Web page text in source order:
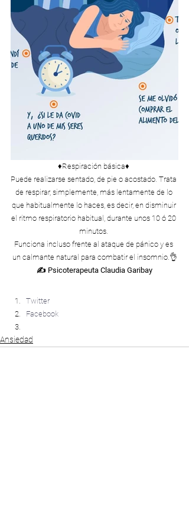
♦️Respiración básica♦️
Puede realizarse sentado, de pie o acostado. Trata
de respirar, simplemente, más lentamente de lo
que habitualmente lo haces, es decir, en disminuir
el ritmo respiratorio habitual, durante unos 10 ó 20
minutos.
Funciona incluso frente al ataque de pánico y es
un calmante natural para combatir el insomnio.👌
✍ Psicoterapeuta Claudia Garibay
Twitter
Facebook
Ansiedad